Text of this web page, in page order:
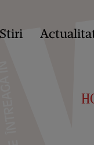
Stiri